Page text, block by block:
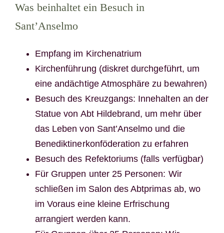
Was beinhaltet ein Besuch in
Sant’Anselmo
Empfang im Kirchenatrium
Kirchenführung (diskret durchgeführt, um
eine andächtige Atmosphäre zu bewahren)
Besuch des Kreuzgangs: Innehalten an der
Statue von Abt Hildebrand, um mehr über
das Leben von Sant’Anselmo und die
Benediktinerkonföderation zu erfahren
Besuch des Refektoriums (falls verfügbar)
Für Gruppen unter 25 Personen: Wir
schließen im Salon des Abtprimas ab, wo
im Voraus eine kleine Erfrischung
arrangiert werden kann.